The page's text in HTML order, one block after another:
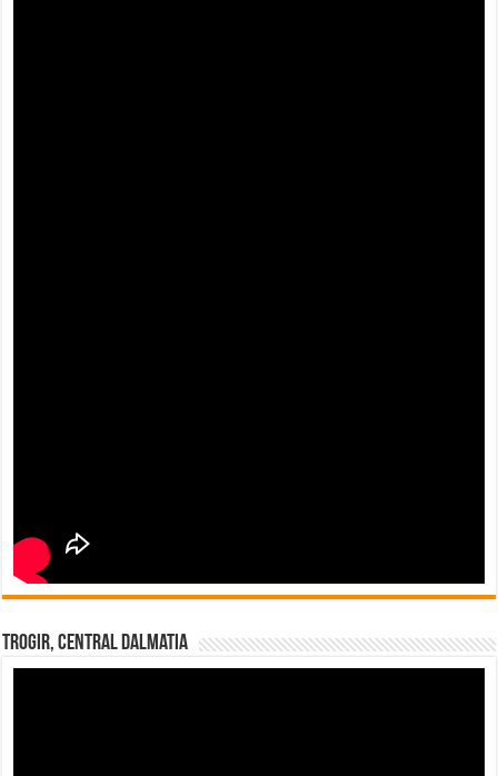
Trogir, Central Dalmatia